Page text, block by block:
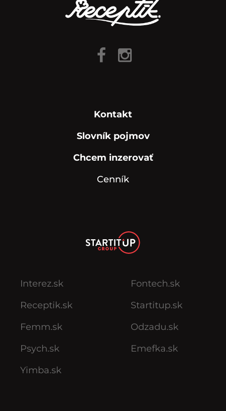
Kontakt
Slovník pojmov
Chcem inzerovať
Cenník
Interez.sk
Receptik.sk
Femm.sk
Psych.sk
Yimba.sk
Fontech.sk
Startitup.sk
Odzadu.sk
Emefka.sk